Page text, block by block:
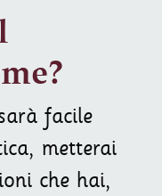
facile
metterai
che hai,